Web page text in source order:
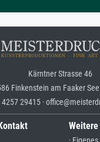
Kärntner Strasse 46
Finkenstein am Faaker See
4257 29415 ·